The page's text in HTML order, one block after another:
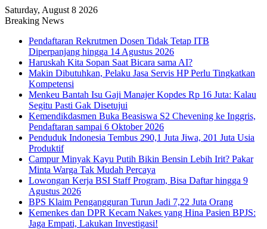
Saturday, August 8 2026
Breaking News
Pendaftaran Rekrutmen Dosen Tidak Tetap ITB
Diperpanjang hingga 14 Agustus 2026
Haruskah Kita Sopan Saat Bicara sama AI?
Makin Dibutuhkan, Pelaku Jasa Servis HP Perlu Tingkatkan
Kompetensi
Menkeu Bantah Isu Gaji Manajer Kopdes Rp 16 Juta: Kalau
Segitu Pasti Gak Disetujui
Kemendikdasmen Buka Beasiswa S2 Chevening ke Inggris,
Pendaftaran sampai 6 Oktober 2026
Penduduk Indonesia Tembus 290,1 Juta Jiwa, 201 Juta Usia
Produktif
Campur Minyak Kayu Putih Bikin Bensin Lebih Irit? Pakar
Minta Warga Tak Mudah Percaya
Lowongan Kerja BSI Staff Program, Bisa Daftar hingga 9
Agustus 2026
BPS Klaim Pengangguran Turun Jadi 7,22 Juta Orang
Kemenkes dan DPR Kecam Nakes yang Hina Pasien BPJS:
Jaga Empati, Lakukan Investigasi!